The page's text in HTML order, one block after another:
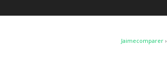
Jaimecomparer›